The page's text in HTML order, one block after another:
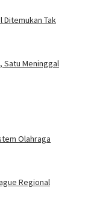
Ditemukan Tak
Satu Meninggal
Olahraga
Regional